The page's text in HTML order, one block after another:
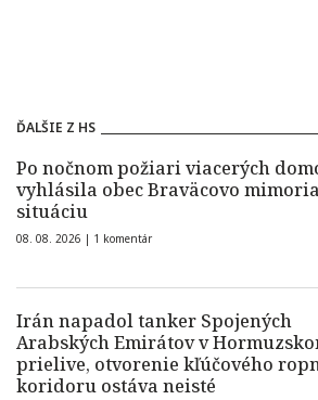
ĎALŠIE Z HS
Po nočnom požiari viacerých
vyhlásila obec Braväcovo
situáciu
08. 08. 2026 | 1 komentár
Irán napadol tanker Spojených
Arabských Emirátov v
prielive, otvorenie kľúčového
koridoru ostáva neisté